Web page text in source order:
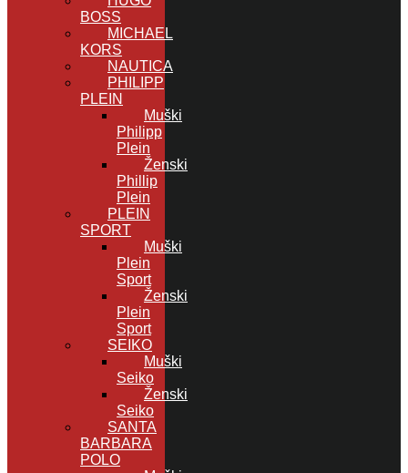
BOSS
MICHAEL
KORS
NAUTICA
PHILIPP
PLEIN
Muški
Philipp
Plein
Ženski
Phillip
Plein
PLEIN
SPORT
Muški
Plein
Sport
Ženski
Plein
Sport
SEIKO
Muški
Seiko
Ženski
Seiko
SANTA
BARBARA
POLO